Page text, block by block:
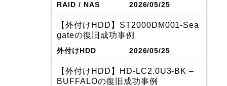
RAID / NAS 2026/05/25
【外付けHDD】ST2000DM001-Sea
gateの復旧成功事例
外付けHDD 2026/05/25
【外付けHDD】HD-LC2.0U3-BK –
BUFFALOの復旧成功事例